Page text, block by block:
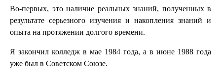
Во-первых, это наличие реальных знаний, полученных в
результате серьезного изучения и накопления знаний и
опыта на протяжении долгого времени.
Я закончил колледж в мае 1984 года, а в июне 1988 года
уже был в Советском Союзе.